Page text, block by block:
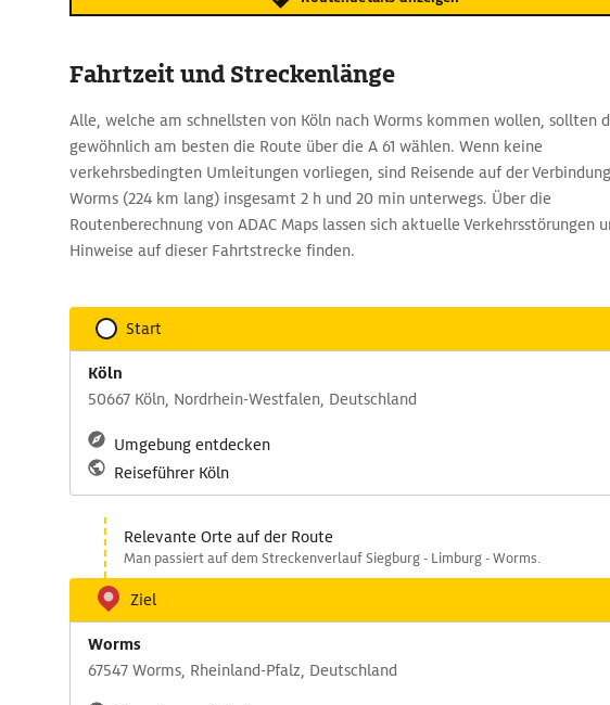
Fahrtzeit und Streckenlänge
Alle, welche am schnellsten von Köln nach Worms kommen wollen, sollten
gewöhnlich am besten die Route über die A 61 wählen. Wenn keine
verkehrsbedingten Umleitungen vorliegen, sind Reisende auf der
Worms (224 km lang) insgesamt 2 h und 20 min unterwegs. Über die
Routenberechnung von ADAC Maps lassen sich aktuelle Verkehrsstörungen
Hinweise auf dieser Fahrtstrecke finden.
Start
Köln
50667 Köln, Nordrhein-Westfalen, Deutschland
Umgebung entdecken
Reiseführer Köln
Relevante Orte auf der Route
Man passiert auf dem Streckenverlauf Siegburg - Limburg - Worms.
Ziel
Worms
67547 Worms, Rheinland-Pfalz, Deutschland